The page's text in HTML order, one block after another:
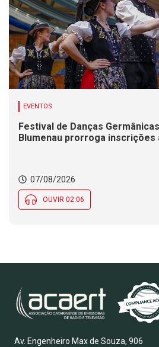
EVENTOS
Festival de Danças
Blumenau prorroga inscrições
07/08/2026
OUVIR 02:06
Av. Engenheiro Max de Souza, 906